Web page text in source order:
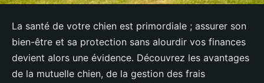
La santé de votre chien est primordiale ; assurer son
bien-être et sa protection sans alourdir vos finances
devient alors une évidence. Découvrez les avantages
de la mutuelle chien, de la gestion des frais